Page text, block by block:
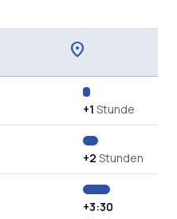
location_on
+1 Stunde
+2 Stunden
+3:30